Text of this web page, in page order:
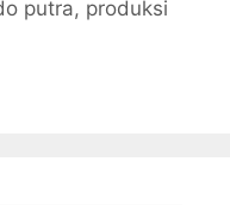
putra, produksi